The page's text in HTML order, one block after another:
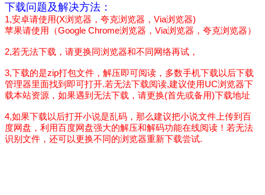
下载问题及解决方法：
1,安卓请使用(X浏览器，夸克浏览器，Via浏览器)
苹果请使用（Google Chrome浏览器，Via浏览器，夸克浏览器）
2,若无法下载，请更换同浏览器和不同网络再试，
3,下载的是zip打包文件，解压即可阅读，多数手机下载以后下载
管理器里面找到即可打开.若无法下载阅读,建议使用UC浏览器下
载本站资源，如果遇到无法下载，请更换(首先或备用)下载地址
4,如果下载以后打开小说是乱码，那么建议把小说文件上传到百
度网盘，利用百度网盘强大的解压和解码功能在线阅读！若无法
识别文件，还可以更换不同的浏览器重新下载尝试.